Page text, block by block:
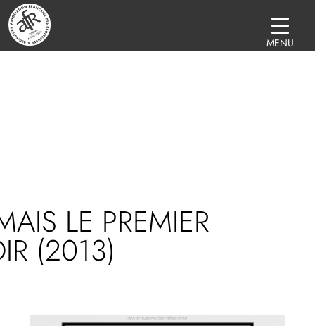
LE PREMIER
(2013)
MENU